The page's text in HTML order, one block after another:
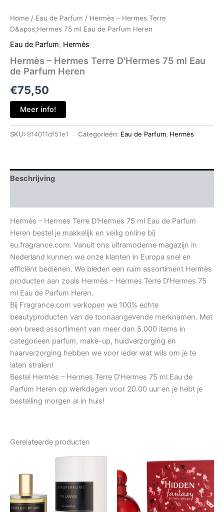
Home / Eau de Parfum / Hermès – Hermes Terre
D&apos;Hermes 75 ml Eau de Parfum Heren
Eau de Parfum, Hermès
Hermès – Hermes Terre D'Hermes 75 ml Eau
de Parfum Heren
€75,50
Meer info!
SKU: 914011df51e1 Categorieën: Eau de Parfum, Hermès
Beschrijving
Hermès – Hermes Terre D'Hermes 75 ml Eau de Parfum
Heren bestel je makkelijk en veilig online bij
eu.fragrance.com. Vanuit ons ultramoderne magazijn in
Nederland kunnen we onze klanten in Europa snel en
efficiënt bedienen. We bieden een ruim assortiment Hermès
producten aan zoals Hermès – Hermes Terre D'Hermes 75
ml Eau de Parfum Heren.
Bij Fragrance.com verkopen we 100% echte
beautyproducten van de toonaangevende merknamen. Met
een breed assortiment van meer dan 5.000 items in
categorieen parfum, make-up, huidverzorging en
haarverzorging hebben we voor ieder wat wils om je te
laten stralen!
Bestel Hermès – Hermes Terre D'Hermes 75 ml Eau de
Parfum Heren op werkdagen voor 20.00 uur en je hebt je
bestelling morgen al in huis!
Gerelateerde producten